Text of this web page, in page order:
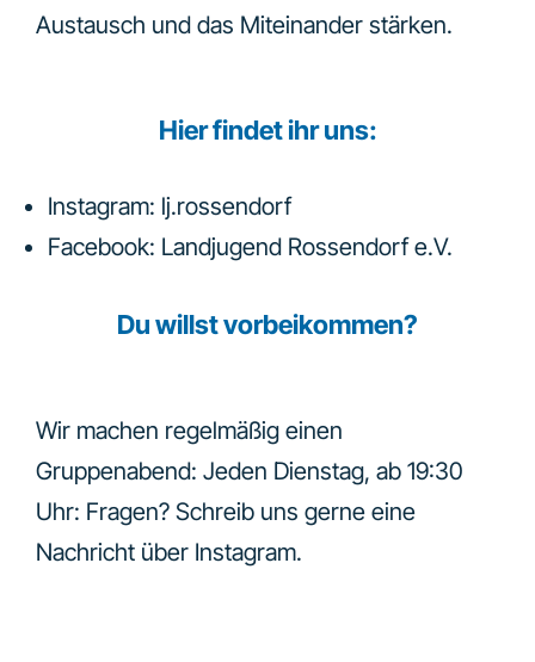
Austausch und das Miteinander stärken.
Hier findet ihr uns:
Instagram: lj.rossendorf
Facebook: Landjugend Rossendorf e.V.
Du willst vorbeikommen?
Wir machen regelmäßig einen
Gruppenabend: Jeden Dienstag, ab 19:30
Uhr: Fragen? Schreib uns gerne eine
Nachricht über Instagram.